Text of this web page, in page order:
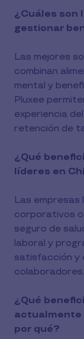
¿Cuáles son
gestionar
Las mejores
combinan
mental y
Pluxee
experiencia
retención de
¿Qué
líderes en
Las empresas
corporativos
seguro de
laboral y
satisfacción y
colaboradores.
¿Qué
actualmente
por qué?